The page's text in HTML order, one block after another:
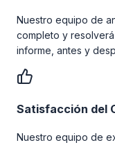
Nuestro equipo de
completo y
informe, antes y
Satisfacción del
Nuestro equipo de